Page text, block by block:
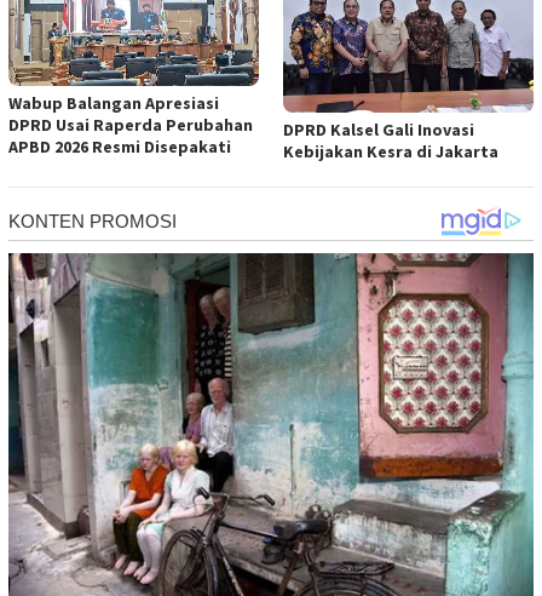
Wabup Balangan Apresiasi
DPRD Usai Raperda Perubahan
APBD 2026 Resmi Disepakati
DPRD Kalsel Gali Inovasi
Kebijakan Kesra di Jakarta